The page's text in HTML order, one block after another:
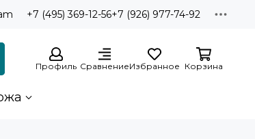
+7 (495) 369-12-56+7 (926) 977-74-92
Профиль СравнениеИзбранное Корзина